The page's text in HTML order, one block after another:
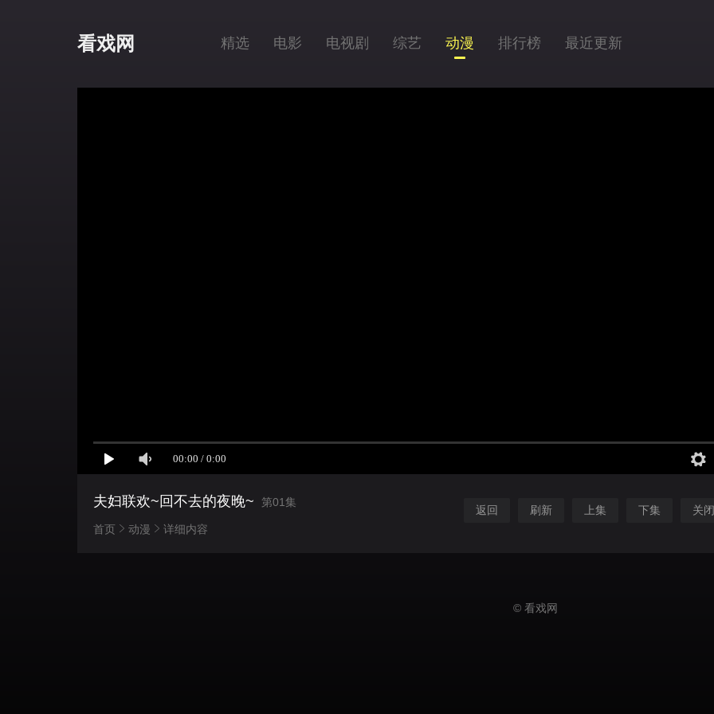
看戏网 精选 电影 电视剧 综艺 动漫 排行榜 最近更新
返回 刷新 上集 下集 关
夫妇联欢~回不去的夜晚~ 第01集
首页 动漫 详细内容
© 看戏网